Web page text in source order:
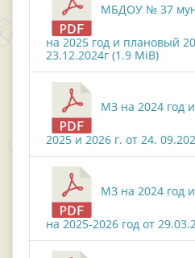
МБДОУ № 37
на 2025 год и плановый
23.12.2024г (1.9 MiB)
МЗ на 2024 год
2025 и 2026 г. от 24.
МЗ на 2024 год
на 2025-2026 год от